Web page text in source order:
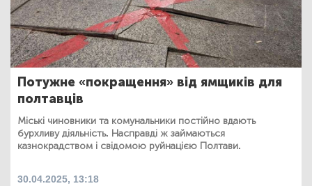
Потужне «покращення» від ямщиків для
полтавців
Міські чиновники та комунальники постійно вдають
бурхливу діяльність. Насправді ж займаються
казнокрадством і свідомою руйнацією Полтави.
30.04.2025, 13:18